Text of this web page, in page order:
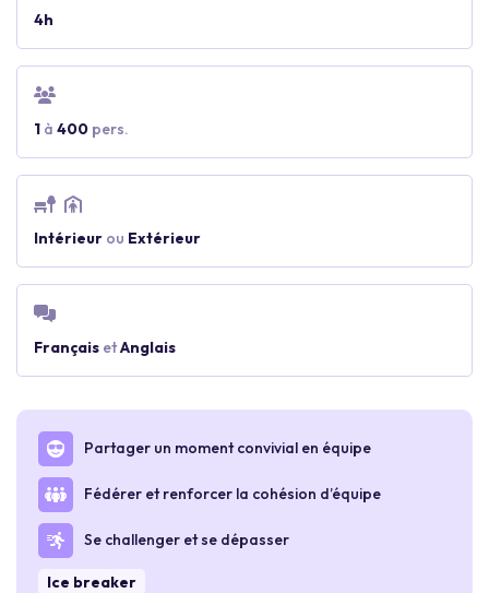
4h
1 à 400 pers.
Intérieur ou Extérieur
Français etAnglais
Partager un moment convivial en équipe
Fédérer et renforcer la cohésion d’équipe
Se challenger et se dépasser
Ice breaker